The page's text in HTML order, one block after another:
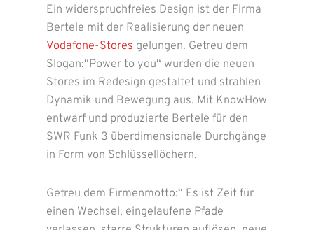
Ein widerspruchfreies Design ist der Firma
Bertele mit der Realisierung der neuen
Vodafone-Stores gelungen. Getreu dem
Slogan:“Power to you“ wurden die neuen
Stores im Redesign gestaltet und strahlen
Dynamik und Bewegung aus. Mit KnowHow
entwarf und produzierte Bertele für den
SWR Funk 3 überdimensionale Durchgänge
in Form von Schlüssellöchern.
Getreu dem Firmenmotto:“ Es ist Zeit für
einen Wechsel, eingelaufene Pfade